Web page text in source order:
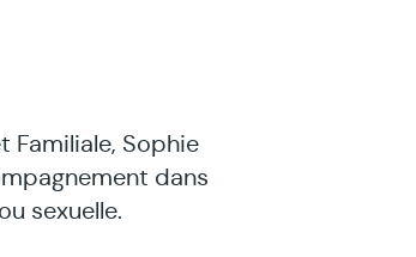
Familiale, Sophie
dans
sexuelle.